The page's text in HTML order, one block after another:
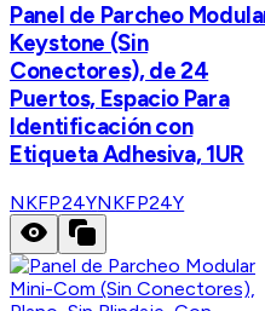
Panel de Parcheo
Keystone (Sin
Conectores), de 24
Puertos, Espacio Para
Identificación con
Etiqueta Adhesiva, 1UR
NKFP24YNKFP24Y